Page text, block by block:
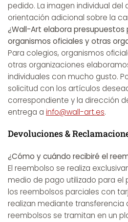
pedido. La imagen individual del
orientación adicional sobre la
¿Wall-Art elabora presupuestos
organismos oficiales y otras
Para colegios, organismos
otras organizaciones
individuales con mucho gusto.
solicitud con los artículos
correspondiente y la dirección
entrega a info@wall-art.es.
Devoluciones &
¿Cómo y cuándo recibiré el
El reembolso se realiza
medio de pago utilizado para el
los reembolsos parciales con
realizan mediante transferencia
reembolsos se tramitan en un